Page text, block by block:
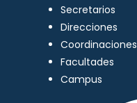
Secretarios
Direcciones
Coordinaciones
Facultades
Campus